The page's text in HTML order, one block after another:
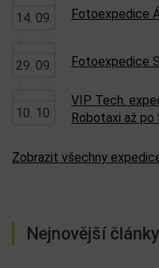
14. 09. Fotoexpedice
29. 09. Fotoexpedice
10. 10.
VIP Tech.
Robotaxi až po
Zobrazit všechny
Nejnovější